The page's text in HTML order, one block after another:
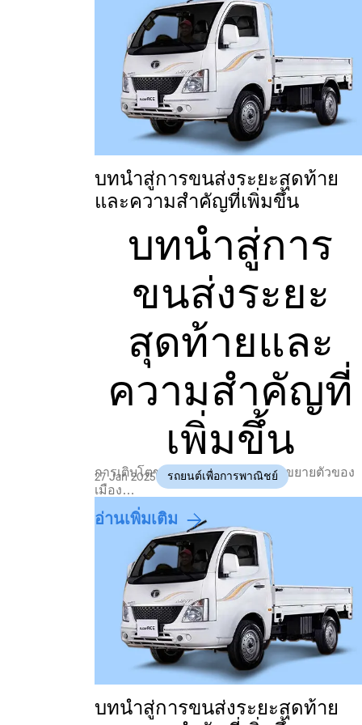
บทนำสู่การขนส่งระยะสุดท้าย
และความสำคัญที่เพิ่มขึ้น
บทนำสู่การ
ขนส่งระยะ
สุดท้ายและ
ความสำคัญที่
เพิ่มขึ้น
การเติบโตของอีคอมเมิร์ซและการขยายตัวของ
เมือง…
อ่านเพิ่มเติม
27 Jan 2025 รถยนต์เพื่อการพาณิชย์
บทนำสู่การขนส่งระยะสุดท้าย